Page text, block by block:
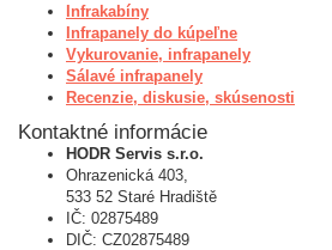
Infrakabíny
Infrapanely do kúpeľne
Vykurovanie, infrapanely
Sálavé infrapanely
Recenzie, diskusie, skúsenosti
Kontaktné informácie
HODR Servis s.r.o.
Ohrazenická 403,
533 52 Staré Hradiště
IČ: 02875489
DIČ: CZ02875489